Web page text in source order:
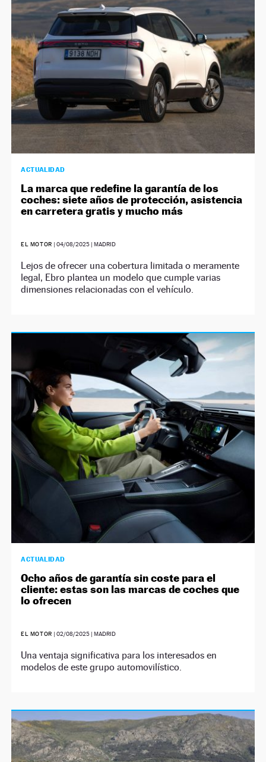
ACTUALIDAD
La marca que redefine la garantía de los
coches: siete años de protección, asistencia
en carretera gratis y mucho más
EL MOTOR | 04/08/2025| MADRID
Lejos de ofrecer una cobertura limitada o meramente
legal, Ebro plantea un modelo que cumple varias
dimensiones relacionadas con el vehículo.
ACTUALIDAD
Ocho años de garantía sin coste para el
cliente: estas son las marcas de coches que
lo ofrecen
EL MOTOR | 02/08/2025| MADRID
Una ventaja significativa para los interesados en
modelos de este grupo automovilístico.